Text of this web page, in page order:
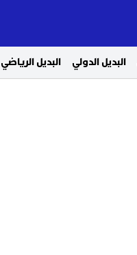
البديل الدولي البديل الرياضي